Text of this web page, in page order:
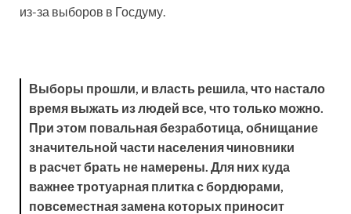
из-за выборов в Госдуму.
Выборы прошли, и власть решила, что настало
время выжать из людей все, что только можно.
При этом повальная безработица, обнищание
значительной части населения чиновники
в расчет брать не намерены. Для них куда
важнее тротуарная плитка с бордюрами,
повсеместная замена которых приносит